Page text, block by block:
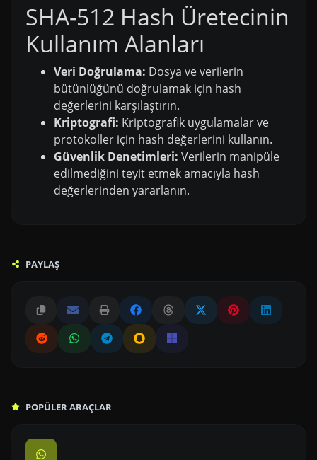
SHA-512 Hash Üretecinin
Kullanım Alanları
Veri Doğrulama: Dosya ve verilerin
bütünlüğünü doğrulamak için hash
değerlerini karşılaştırın.
Kriptografi: Kriptografik uygulamalar ve
protokoller için hash değerlerini kullanın.
Güvenlik Denetimleri: Verilerin manipüle
edilmediğini teyit etmek amacıyla hash
değerlerinden yararlanın.
PAYLAŞ
POPÜLER ARAÇLAR